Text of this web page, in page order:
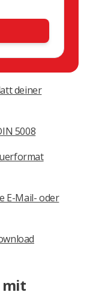
deiner
5008
E-Mail- oder
mit